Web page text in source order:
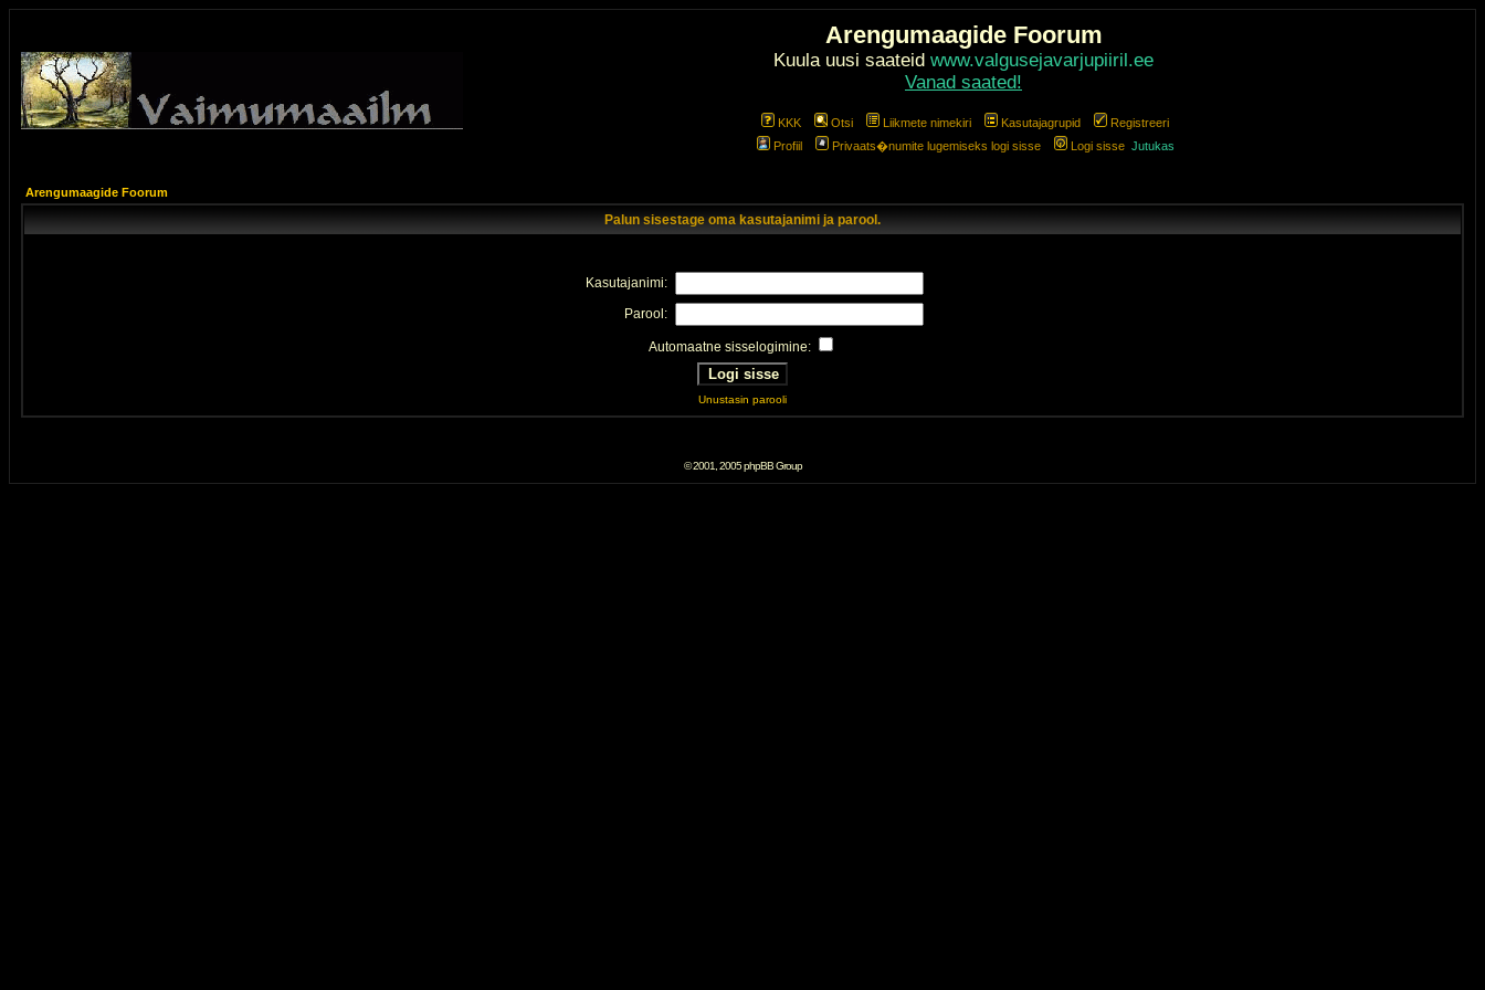
Arengumaagide Foorum
Kuula uusi saateid www.valgusejavarjupiiril.ee
Vanad saated!
KKK Otsi Liikmete nimekiri Kasutajagrupid
Registreeri
Profiil
Privaats�numite lugemiseks logi sisse Logi sisse Jutukas
Arengumaagide Foorum
Palun sisestage oma kasutajanimi ja parool.
Kasutajanimi:
Parool:
Automaatne sisselogimine:
Unustasin parooli
© 2001, 2005 phpBB Group